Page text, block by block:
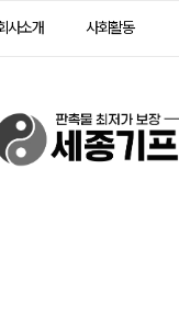
사소개 사회활동